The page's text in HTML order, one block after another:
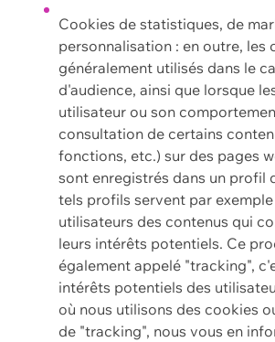
Cookies de statistiques, de
personnalisation : en outre, les
généralement utilisés dans le
d'audience, ainsi que lorsque
utilisateur ou son
consultation de certains
fonctions, etc.) sur des pages
sont enregistrés dans un profil
tels profils servent par
utilisateurs des contenus qui
leurs intérêts potentiels. Ce
également appelé "tracking",
intérêts potentiels des
où nous utilisons des cookies
de "tracking", nous vous en